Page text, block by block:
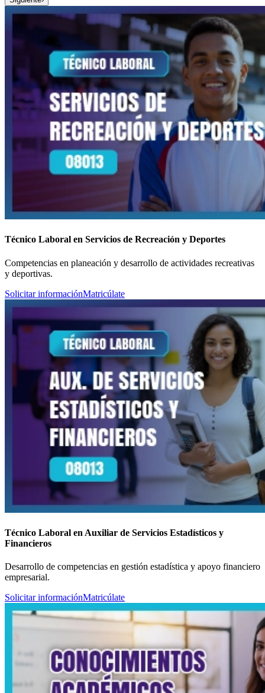
Técnico Laboral en Servicios de Recreación y Deportes
Competencias en planeación y desarrollo de actividades recreativas
y deportivas.
Solicitar informaciónMatricúlate
Técnico Laboral en Auxiliar de Servicios Estadísticos y
Financieros
Desarrollo de competencias en gestión estadística y apoyo financiero
empresarial.
Solicitar informaciónMatricúlate